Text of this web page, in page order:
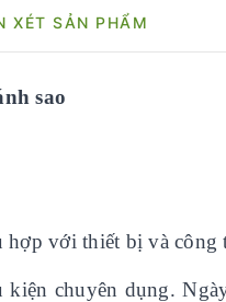
XÉT SẢN PHẨM
sao
hợp với thiết bị và công
kiện chuyên dụng.